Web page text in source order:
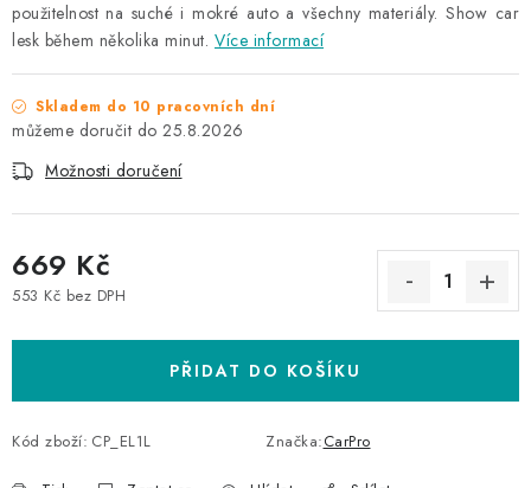
Věrnostní program
Všeobecné obchodní podmínky
použitelnost na suché i mokré auto a všechny materiály. Show car
lesk během několika minut. Více informací
Skladem do 10 pracovních dní
25.8.2026
Možnosti doručení
669 Kč
553 Kč bez DPH
PŘIDAT DO KOŠÍKU
Kód zboží: CP_EL1L Značka:CarPro